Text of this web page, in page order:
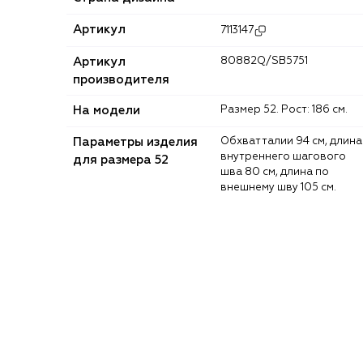
Артикул 7113147
Артикул
производителя
80882Q/SB5751
На модели Размер 52. Рост: 186 см.
Параметры изделия
для размера 52
Обхват талии 94 см, длина
внутреннего шагового
шва 80 см, длина по
внешнему шву 105 см.